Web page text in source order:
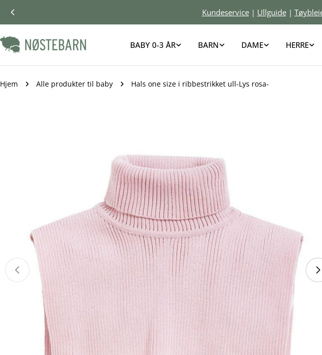
Kundeservice| Ullguide|
BABY 0-3 ÅR BARN DAME HERRE
Hjem Alle produkter til baby Hals one size i ribbestrikket ull-Lys rosa-
Søk